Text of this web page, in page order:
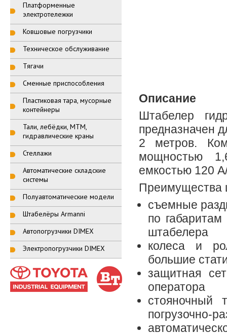
Платформенные
электротележки
Ковшовые погрузчики
Техническое обслуживание
Тягачи
Сменные приспособления
Пластиковая тара, мусорные
контейнеры
Тали, лебёдки, МТМ,
гидравлические краны
Стеллажи
Автоматические складские
системы
Полуавтоматические модели
Штабелёры Armanni
Автопогрузчики DIMEX
Электропогрузчики DIMEX
Описание
Штабелер
предназначен
2 метров.
мощностью
емкостью 120
Преимущества
съемные
по
штабелера
колеса и
большие
защитная
оператора
стояночный
погрузочно-